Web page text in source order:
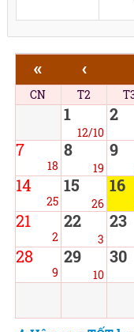
« ‹
CN T2
1
12/10
2
7
18
8
19
9
14
25
15
26
16
21
2
22
3
23
28
9
29
10
30